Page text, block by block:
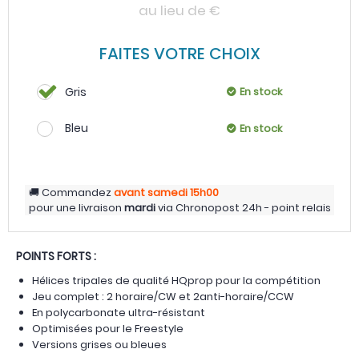
au lieu de €
FAITES VOTRE CHOIX
Gris En stock
Bleu En stock
Commandezavant samedi15h00
pour une livraison mardivia Chronopost 24h - point relais
POINTS FORTS :
Hélices tripales de qualité HQprop pour la compétition
Jeu complet : 2 horaire/CW et 2anti-horaire/CCW
En polycarbonate ultra-résistant
Optimisées pour le Freestyle
Versions grises ou bleues